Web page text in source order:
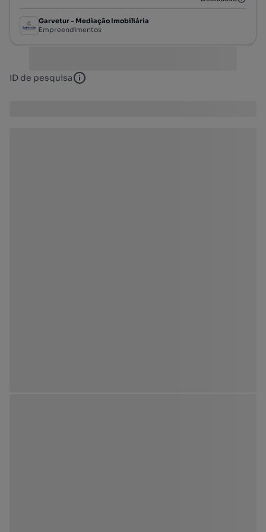
Garvetur - Mediação Imobiliária
Empreendimentos
ID de pesquisa ID de pesquisa